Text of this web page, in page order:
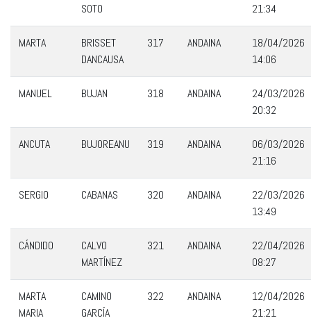
SOTO
21:34
MARTA
BRISSET
DANCAUSA
317 ANDAINA
18/04/2026
14:06
MANUEL BUJAN 318 ANDAINA
24/03/2026
20:32
ANCUTA BUJOREANU 319 ANDAINA
06/03/2026
21:16
SERGIO CABANAS 320 ANDAINA
22/03/2026
13:49
CÁNDIDO
CALVO
MARTÍNEZ
321 ANDAINA
22/04/2026
08:27
MARTA
MARIA
CAMINO
GARCÍA
322 ANDAINA
12/04/2026
21:21